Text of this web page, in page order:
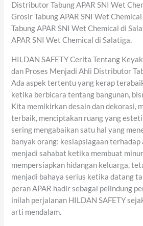
Distributor Tabung APAR SNI Wet
Grosir Tabung APAR SNI Wet
Tabung APAR SNI Wet Chemical di
APAR SNI Wet Chemical di Salatiga,
HILDAN SAFETY Cerita Tentang
dan Proses Menjadi Ahli Distributor
Ada aspek tertentu yang kerap
ketika berbicara tentang bangunan,
Kita memikirkan desain dan dekorasi,
terbaik, menciptakan ruang yang
sering mengabaikan satu hal yang
banyak orang: kesiapsiagaan terhadap
menjadi sahabat ketika membuat
mempersiapkan hidangan keluarga,
menjadi bahaya serius ketika datang
peran APAR hadir sebagai pelindung
inilah perjalanan HILDAN SAFETY
arti mendalam.